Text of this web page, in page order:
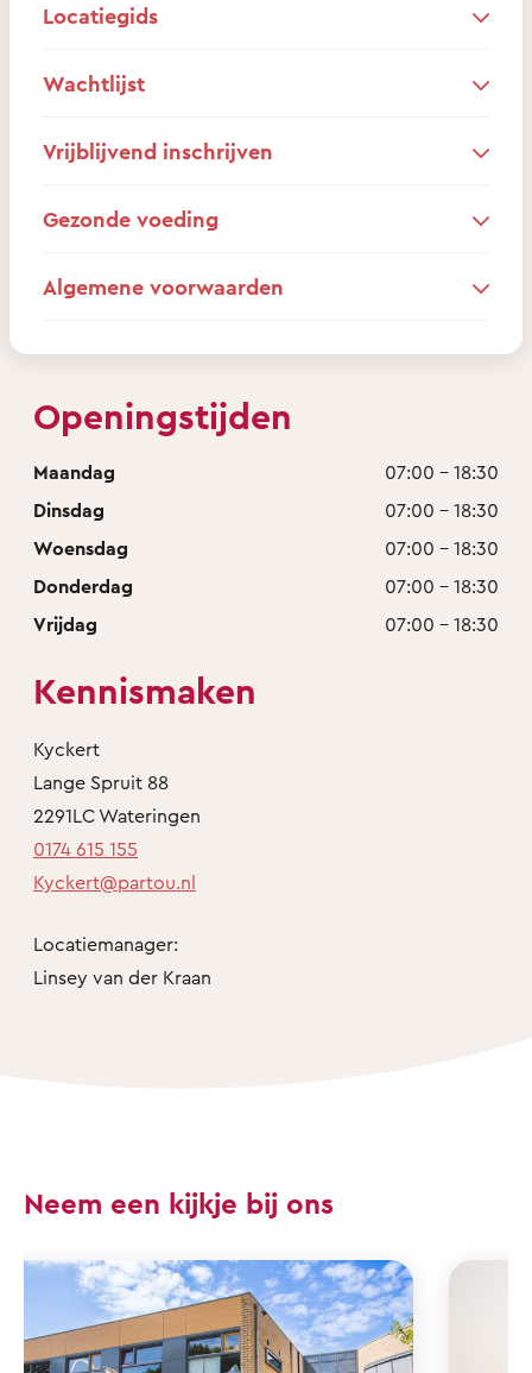
Locatiegids
Wachtlijst
Vrijblijvend inschrijven
Gezonde voeding
Algemene voorwaarden
Openingstijden
Maandag
07:00 - 18:30
Dinsdag
07:00 - 18:30
Woensdag
07:00 - 18:30
Donderdag
07:00 - 18:30
Vrijdag
07:00 - 18:30
Kennismaken
Kyckert
Lange Spruit 88
2291LC Wateringen
0174 615 155
Kyckert@partou.nl
Locatiemanager:
Linsey van der Kraan
Neem een kijkje bij ons